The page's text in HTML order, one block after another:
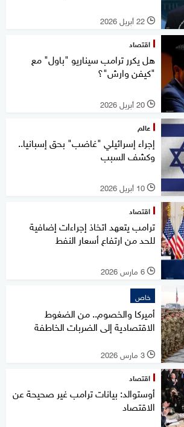
l 22 أبريل 2026
اقتصاد
هل يكرر ترامب سيناريو "باول" مع
"كيفن وارش"؟
l 20 أبريل 2026
عالم
إجراء إسرائيلي "غاضب" بحق إسبانيا..
وكشف السبب
l 10 أبريل 2026
اقتصاد
ترامب يتعهد اتخاذ إجراءات إضافية
للحد من ارتفاع أسعار النفط
l 6 مارس 2026
خاص
أميركا والخصوم.. من الضغوط
الاقتصادية إلى الضربات الخاطفة
l 3 مارس 2026
اقتصاد
أوستوالد: بيانات ترامب غير صحيحة عن
الاقتصاد